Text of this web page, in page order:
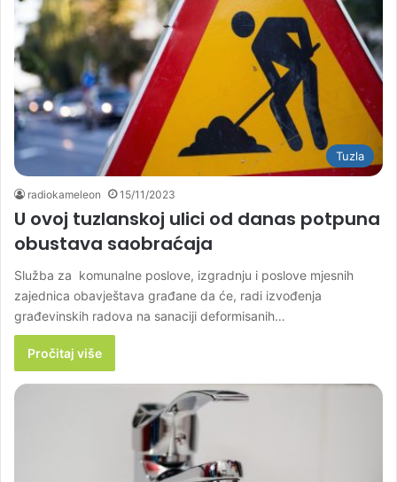
Tuzla
radiokameleon 15/11/2023
U ovoj tuzlanskoj ulici od danas potpuna
obustava saobraćaja
Služba za komunalne poslove, izgradnju i poslove mjesnih
zajednica obavještava građane da će, radi izvođenja
građevinskih radova na sanaciji deformisanih…
Pročitaj više